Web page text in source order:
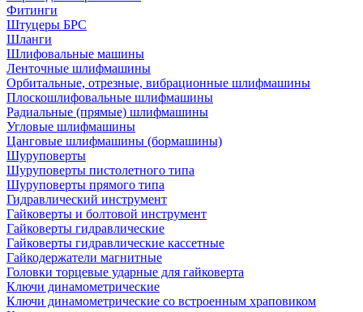
Фитинги
Штуцеры БРС
Шланги
Шлифовальные машины
Ленточные шлифмашины
Орбитальные, отрезные, вибрационные шлифмашины
Плоскошлифовальные шлифмашины
Радиальные (прямые) шлифмашины
Угловые шлифмашины
Цанговые шлифмашины (бормашины)
Шуруповерты
Шуруповерты пистолетного типа
Шуруповерты прямого типа
Гидравлический инструмент
Гайковерты и болтовой инструмент
Гайковерты гидравлические
Гайковерты гидравлические кассетные
Гайкодержатели магнитные
Головки торцевые ударные для гайковерта
Ключи динамометрические
Ключи динамометрические со встроенным храповиком